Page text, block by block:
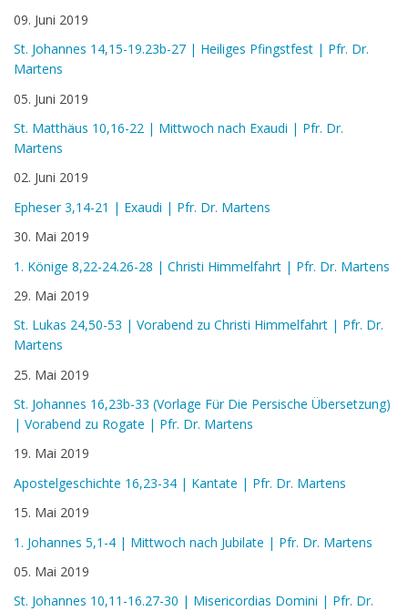
09. Juni 2019
St. Johannes 14,15-19.23b-27 | Heiliges Pfingstfest | Pfr. Dr.
Martens
05. Juni 2019
St. Matthäus 10,16-22 | Mittwoch nach Exaudi | Pfr. Dr.
Martens
02. Juni 2019
Epheser 3,14-21 | Exaudi | Pfr. Dr. Martens
30. Mai 2019
1. Könige 8,22-24.26-28 | Christi Himmelfahrt | Pfr. Dr. Martens
29. Mai 2019
St. Lukas 24,50-53 | Vorabend zu Christi Himmelfahrt | Pfr. Dr.
Martens
25. Mai 2019
St. Johannes 16,23b-33 (Vorlage Für Die Persische Übersetzung)
| Vorabend zu Rogate | Pfr. Dr. Martens
19. Mai 2019
Apostelgeschichte 16,23-34 | Kantate | Pfr. Dr. Martens
15. Mai 2019
1. Johannes 5,1-4 | Mittwoch nach Jubilate | Pfr. Dr. Martens
05. Mai 2019
St. Johannes 10,11-16.27-30 | Misericordias Domini | Pfr. Dr.